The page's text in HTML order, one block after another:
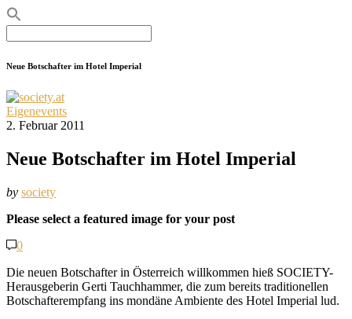
for:
Neue Botschafter im Hotel Imperial
Eigenevents
2. Februar 2011
Neue Botschafter im Hotel Imperial
by society
Please select a featured image for your post
0
Die neuen Botschafter in Österreich willkommen hieß SOCIETY-
Herausgeberin Gerti Tauchhammer, die zum bereits traditionellen
Botschafterempfang ins mondäne Ambiente des Hotel Imperial lud.